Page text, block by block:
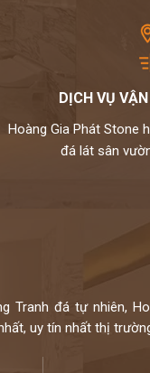
xuyên, phải chịu
dụng loại đá này
DỊCH VỤ
Hoàng Gia Phát Stone
đá lát sân
Tranh đá tự nhiên,
uy tín nhất thị